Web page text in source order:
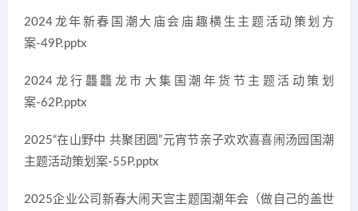
2024龙年新春国潮大庙会庙趣横生主题活动策划方
案-49P.pptx
2024龙行龘龘龙市大集国潮年货节主题活动策划
案-62P.pptx
2025“在山野中 共聚团圆”元宵节亲子欢欢喜喜闹汤园国潮
主题活动策划案-55P.pptx
2025企业公司新春大闹天宫主题国潮年会（做自己的盖世